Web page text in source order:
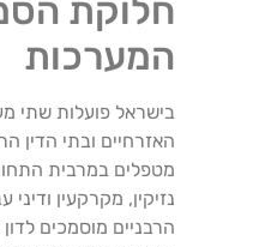
חלוקת
המערכות
בישראל פועלות שתי
האזרחיים ובתי הדין
מטפלים במרבית
נזיקין, מקרקעין
הרבניים מוסמכים לדון